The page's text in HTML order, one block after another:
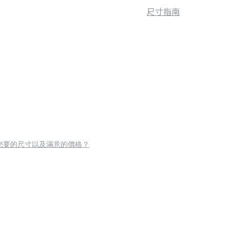
尺寸指南
要的尺寸以及滿意的價格？